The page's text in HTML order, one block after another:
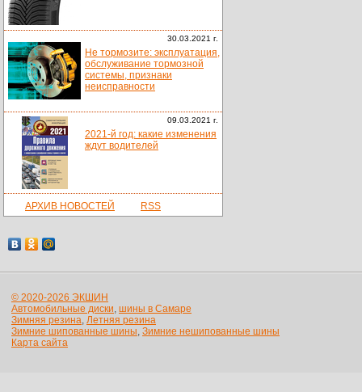
30.03.2021 г.
Не тормозите: эксплуатация,
обслуживание тормозной
системы, признаки
неисправности
09.03.2021 г.
2021-й год: какие изменения
ждут водителей
АРХИВ НОВОСТЕЙ RSS
© 2020-2026 ЭКШИН
Автомобильные диски, шины в Самаре
Зимняя резина, Летняя резина
Зимние шипованные шины, Зимние нешипованные шины
Карта сайта